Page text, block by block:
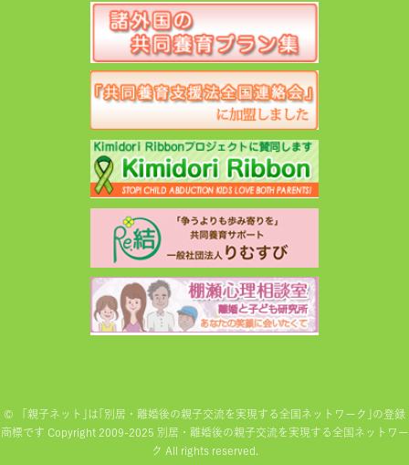
© 「親子ネット｣は｢別居・離婚後の親子交流を実現する全国ネットワーク｣の登録
商標です Copyright 2009-2025 別居・離婚後の親子交流を実現する全国ネットワー
ク All rights reserved.